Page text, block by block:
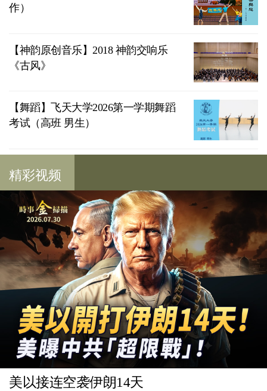
作）
【神韵原创音乐】2018 神韵交响乐
《古风》
【舞蹈】飞天大学2026第一学期舞蹈
考试（高班 男生）
精彩视频
美以接连空袭伊朗14天